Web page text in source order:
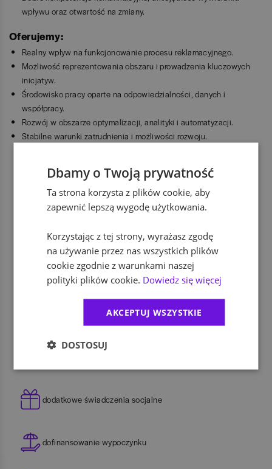
wpływu oraz otwartość na zmiany.
Oferujemy:
Realny wpływ na funkcjonowanie procesu reklamacyjnego.
Możliwość reprezentowania obszaru i prowadzenia kluczowych
inicjatyw.
Środowisko pracy oparte na odpowiedzialności, danych i
współpracy.
Rozwój w obszarze optymalizacji, analityki i automatyzacji.
Stabilne warunki zatrudnienia i możliwości rozwoju.
dofinansowanie zajęć sportowych
dofinansowanie szkoleń i kursów
ubezpieczenie na życie
dodatkowe świadczenia socjalne
dofinansowanie wypoczynku
Dbamy o Twoją prywatność
Ta strona korzysta z plików cookie, aby
zapewnić lepszą wygodę użytkowania.
Korzystając z tej strony, wyrażasz zgodę
na używanie przez nas wszystkich plików
cookie zgodnie z warunkami naszej
polityki plików cookie. Dowiedz się więcej
AKCEPTUJ WSZYSTKIE
DOSTOSUJ